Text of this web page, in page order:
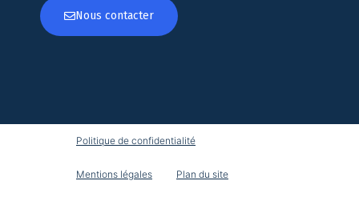
Nous contacter
Politique de confidentialité
Mentions légales Plan du site